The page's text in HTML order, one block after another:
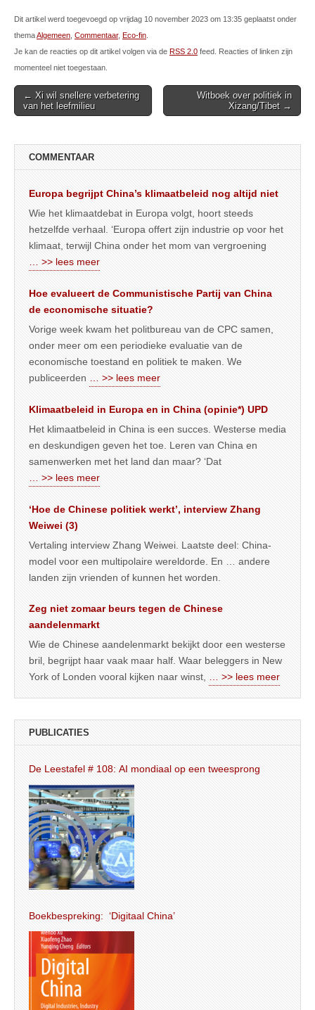
Dit artikel werd toegevoegd op vrijdag 10 november 2023 om 13:35 geplaatst onder
themaAlgemeen Commentaar, Eco-fin
Je kan de reacties op dit artikel volgen via de RSS 2.0 feed. Reacties of linken zijn
momenteel niet toegestaan.
Post
navigation
← Xi wil snellere verbetering
van het leefmilieu
Witboek over politiek in
Xizang/Tibet →
COMMENTAAR
Europa begrijpt China’s klimaatbeleid nog altijd niet
Wie het klimaatdebat in Europa volgt, hoort steeds
hetzelfde verhaal. ‘Europa offert zijn industrie op voor het
klimaat, terwijl China onder het mom van vergroening
… >> lees meer
Hoe evalueert de Communistische Partij van China
de economische situatie?
Vorige week kwam het politbureau van de CPC samen,
onder meer om een periodieke evaluatie van de
economische toestand en politiek te maken. We
publiceerden
… >> lees meer
Klimaatbeleid in Europa en in China (opinie*) UPD
Het klimaatbeleid in China is een succes. Westerse media
en deskundigen geven het toe. Leren van China en
samenwerken met het land dan maar? ‘Dat
… >> lees meer
‘Hoe de Chinese politiek werkt’, interview Zhang
Weiwei (3)
Vertaling interview Zhang Weiwei. Laatste deel: China-
model voor een multipolaire wereldorde. En … andere
landen zijn vrienden of kunnen het worden.
Zeg niet zomaar beurs tegen de Chinese
aandelenmarkt
Wie de Chinese aandelenmarkt bekijkt door een westerse
bril, begrijpt haar vaak maar half. Waar beleggers in New
York of Londen vooral kijken naar winst,
… >> lees meer
PUBLICATIES
De Leestafel # 108: AI mondiaal op een tweesprong
Boekbespreking: ‘Digitaal China’